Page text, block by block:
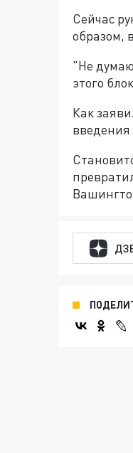
Сейчас
образом,
"Не
этого
Как
введения